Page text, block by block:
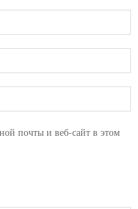
почты и веб-сайт в этом